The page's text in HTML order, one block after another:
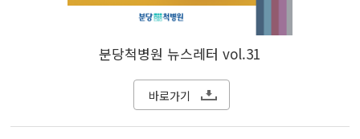
분당척병원 뉴스레터 vol.31
바로가기